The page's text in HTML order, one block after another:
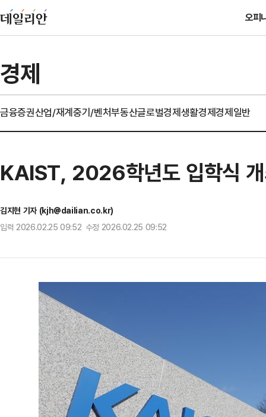
오피
경제
금융증권산업/재계중기/벤처부동산글로벌경제생활경제경제일반
KAIST, 2026학년도 입학식
김지현 기자 (kjh@dailian.co.kr)
입력 2026.02.25 09:52 수정 2026.02.25 09:52